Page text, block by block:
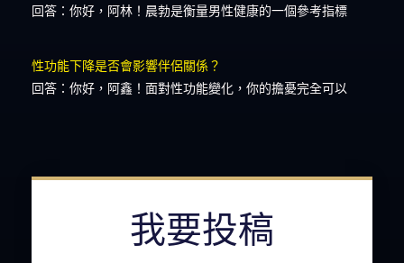
回答：你好，阿林！晨勃是衡量男性健康的一個參考指標
性功能下降是否會影響伴侶關係？
回答：你好，阿鑫！面對性功能變化，你的擔憂完全可以
我要投稿